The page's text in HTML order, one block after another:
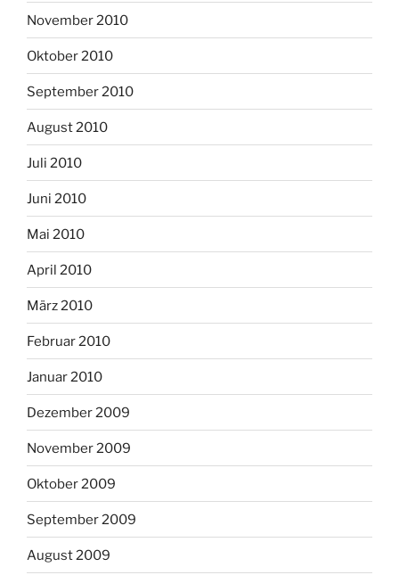
November 2010
Oktober 2010
September 2010
August 2010
Juli 2010
Juni 2010
Mai 2010
April 2010
März 2010
Februar 2010
Januar 2010
Dezember 2009
November 2009
Oktober 2009
September 2009
August 2009